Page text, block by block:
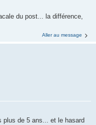
du post... la différence,
Aller au message
plus de 5 ans... et le hasard